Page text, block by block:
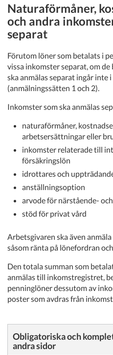
Naturaförmåner,
och andra
separat
Förutom löner som betalats i
vissa inkomster separat, om
ska anmälas separat ingår inte
(anmälningssätten 1 och 2).
Inkomster som ska anmälas
naturaförmåner,
arbetsersättningar eller
inkomster relaterade till
försäkringslön
idrottares och
anställningsoption
arvode för närstående-
stöd för privat vård
Arbetsgivaren ska även
såsom ränta på lönefordran
Den totala summan som
anmälas till inkomstregistret,
penninglöner dessutom av
poster som avdras från
Obligatoriska och
andra sidor